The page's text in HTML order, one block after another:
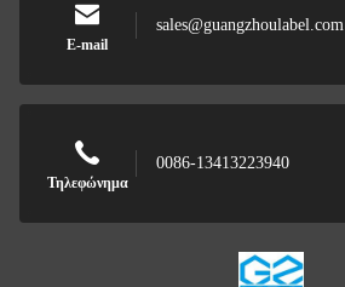
E-mail
sales@guangzhoulabel.com
Τηλεφώνημα
0086-13413223940